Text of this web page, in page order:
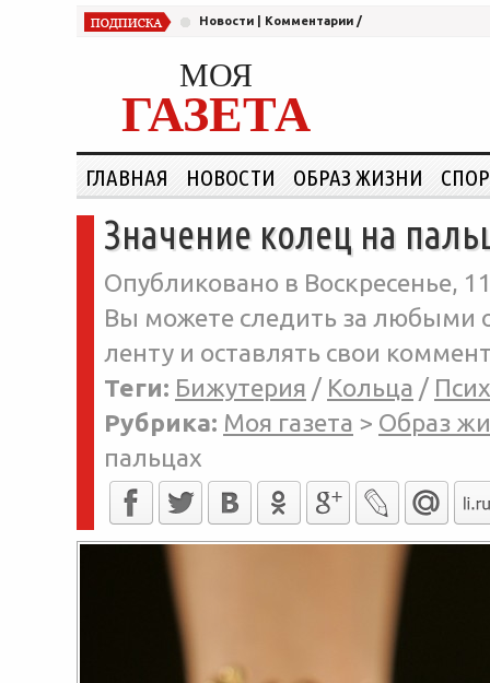
Новости Комментарии /
МОЯ
ГАЗЕТА
ГЛАВНАЯ НОВОСТИ ОБРАЗ ЖИЗНИ
Значение колец на
Опубликовано в Воскресенье,
Вы можете следить за любыми
ленту и оставлять свои
Теги: Бижутерия / Кольца /
Рубрика: Моя газета > Образ
пальцах